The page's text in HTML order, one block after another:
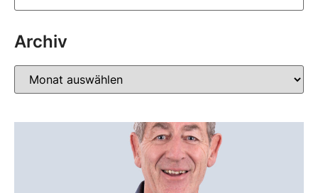
Archiv